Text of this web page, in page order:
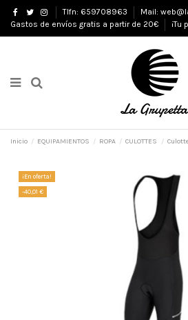
Tlfn: 659708963
Mail:
Gastos de envíos gratis a partir de 20€
¡Tu
Inicio EQUIPAMIENTOS ROPA CULOTTES
¡En oferta!
-40,01 €